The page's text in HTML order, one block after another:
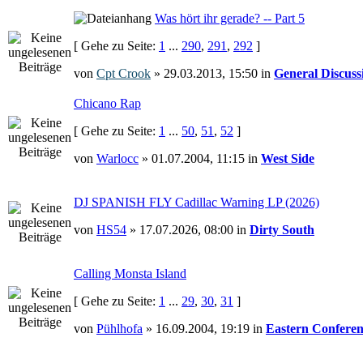
Was hört ihr gerade? -- Part 5
[ Gehe zu Seite: 1 ... 290, 291 , 292 ]
von Cpt Crook » 29.03.2013, 15:50 in General
Chicano Rap
[ Gehe zu Seite: 1 ... 50, 51 , 52 ]
von Warlocc » 01.07.2004, 11:15 in West Side
DJ SPANISH FLY Cadillac Warning LP (2026)
von HS54 » 17.07.2026, 08:00 in Dirty South
Calling Monsta Island
[ Gehe zu Seite: 1 ... 29, 30, 31 ]
von Pühlhofa » 16.09.2004, 19:19 in Eastern